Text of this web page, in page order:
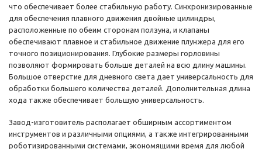
что обеспечивает более стабильную работу. Синхронизированные
для обеспечения плавного движения двойные цилиндры,
расположенные по обеим сторонам ползуна, и клапаны
обеспечивают плавное и стабильное движение плунжера для его
точного позиционирования. Глубокие размеры горловины
позволяют формировать больше деталей на всю длину машины.
Большое отверстие для дневного света дает универсальность для
обработки большего количества деталей. Дополнительная длина
хода также обеспечивает большую универсальность.
Завод-изготовитель располагает обширным ассортиментом
инструментов и различными опциями, а также интегрированными
роботизированными системами, экономящими время для любой